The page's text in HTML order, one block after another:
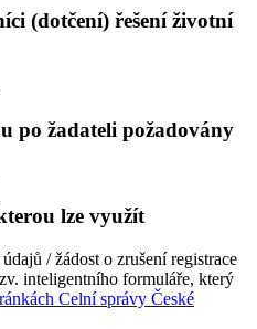
(dotčení) řešení životní
po žadateli požadovány
lze využít
/ žádost o zrušení registrace
inteligentního formuláře, který
Celní správy České